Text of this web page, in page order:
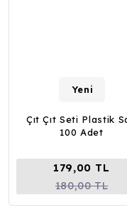
Yeni
Çıt Çıt Seti Plastik
100 Adet
179,00 TL
180,00 TL